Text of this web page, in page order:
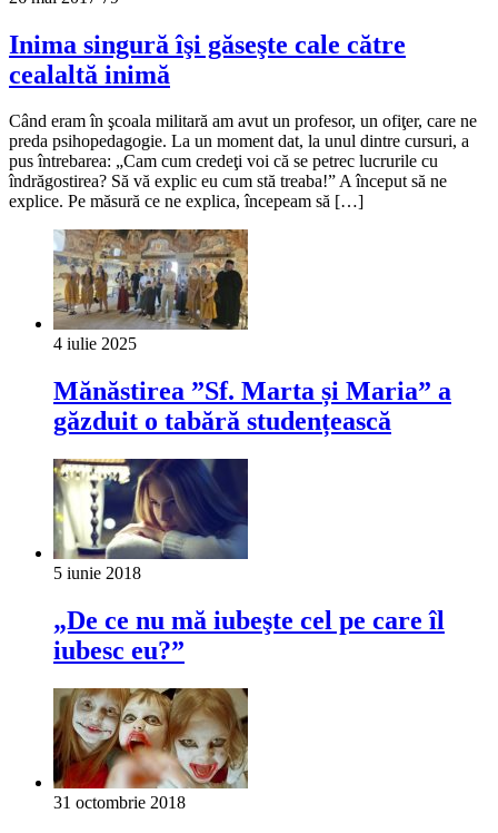
Inima singură îşi găseşte cale către
cealaltă inimă
Când eram în şcoala militară am avut un profesor, un ofiţer, care ne
preda psihopedagogie. La un moment dat, la unul dintre cursuri, a
pus întrebarea: „Cam cum credeţi voi că se petrec lucrurile cu
îndrăgostirea? Să vă explic eu cum stă treaba!” A început să ne
explice. Pe măsură ce ne explica, începeam să […]
4 iulie 2025
Mănăstirea ”Sf. Marta și Maria” a
găzduit o tabără studențească
5 iunie 2018
„De ce nu mă iubeşte cel pe care îl
iubesc eu?”
31 octombrie 2018